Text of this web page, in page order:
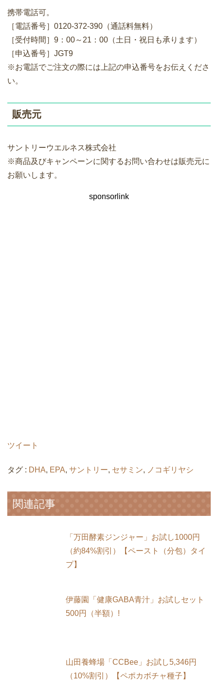
携帯電話可。
［電話番号］0120-372-390（通話料無料）
［受付時間］9：00～21：00（土日・祝日も承ります）
［申込番号］JGT9
※お電話でご注文の際には上記の申込番号をお伝えくださ
い。
販売元
サントリーウエルネス株式会社
※商品及びキャンペーンに関するお問い合わせは販売元に
お願いします。
sponsorlink
ツイート
タグ : DHA, EPA, サントリー, セサミン, ノコギリヤシ
関連記事
「万田酵素ジンジャー」お試し1000円
（約84%割引）【ペースト（分包）タイ
プ】
伊藤園「健康GABA青汁」お試しセット
500円（半額）!
山田養蜂場「CCBee」お試し5,346円
（10%割引）【ペポカボチャ種子】